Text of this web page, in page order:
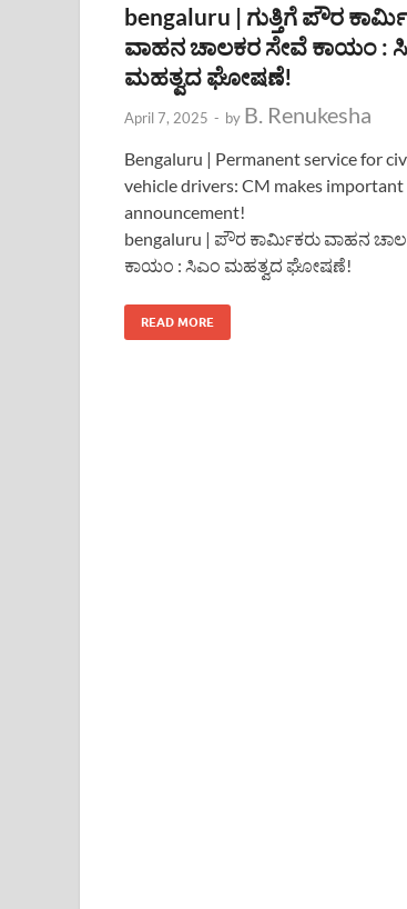
bengaluru | ಗುತ್ತಿಗೆ ಪೌರ
ವಾಹನ ಚಾಲಕರ ಸೇವೆ ಕಾಯಂ :
ಮಹತ್ವದ ಘೋಷಣೆ!
April 7, 2025 - by B. Renukesha
Bengaluru | Permanent service for
vehicle drivers: CM makes important
announcement!
bengaluru | ಪೌರ ಕಾರ್ಮಿಕರು ವಾಹನ
ಕಾಯಂ : ಸಿಎಂ ಮಹತ್ವದ ಘೋಷಣೆ!
READ MORE